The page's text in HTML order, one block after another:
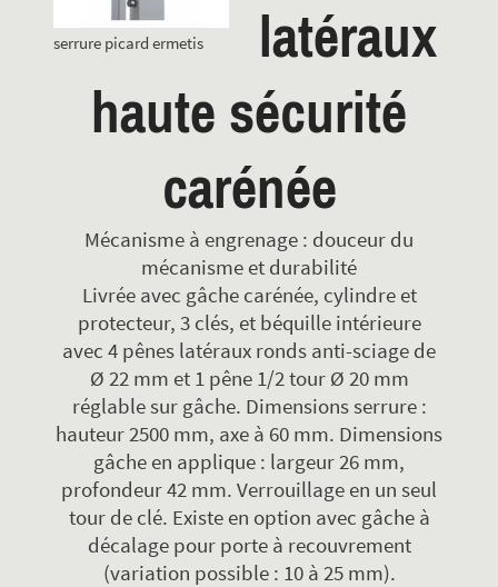
serrure picard ermetis
latéraux
haute sécurité
carénée
Mécanisme à engrenage : douceur du
mécanisme et durabilité
Livrée avec gâche carénée, cylindre et
protecteur, 3 clés, et béquille intérieure
avec 4 pênes latéraux ronds anti-sciage de
Ø 22 mm et 1 pêne 1/2 tour Ø 20 mm
réglable sur gâche. Dimensions serrure :
hauteur 2500 mm, axe à 60 mm. Dimensions
gâche en applique : largeur 26 mm,
profondeur 42 mm. Verrouillage en un seul
tour de clé. Existe en option avec gâche à
décalage pour porte à recouvrement
(variation possible : 10 à 25 mm).